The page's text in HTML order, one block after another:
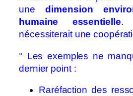
unedimension
humaine essentielle.
nécessiterait une
° Les exemples ne
dernier point :
Raréfaction des